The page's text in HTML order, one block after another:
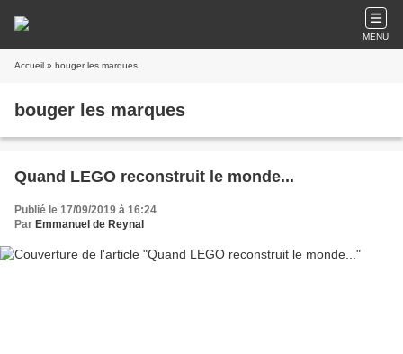
MENU
Accueil » bouger les marques
bouger les marques
Quand LEGO reconstruit le monde...
Publié le 17/09/2019 à 16:24
Par Emmanuel de Reynal